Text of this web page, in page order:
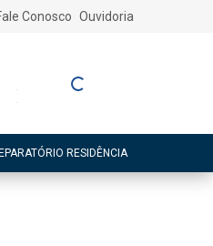
Conosco Ouvidoria
Entre ou Cadastre-
RESIDÊNCIA